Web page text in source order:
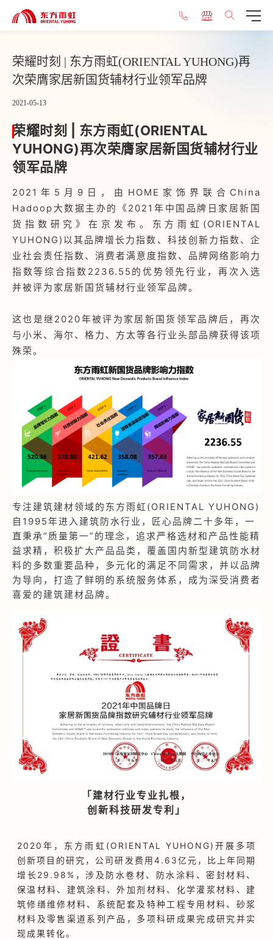
荣耀时刻 | 东方雨虹(ORIENTAL YUHONG)再
次荣膺家居新国货辅材行业领军品牌
2021-05-13
荣耀时刻 | 东方雨虹(ORIENTAL
YUHONG)再次荣膺家居新国货辅材行业
领军品牌
2021年5月9日，由HOME家饰界联合China
Hadoop大数据主办的《2021年中国品牌日家居新国
货指数研究》在京发布。东方雨虹(ORIENTAL
YUHONG)以其品牌增长力指数、科技创新力指数、企
业社会责任指数、消费者满意度指数、品牌网络影响力
指数等综合指数2236.55的优势领先行业，再次入选
并被评为家居新国货辅材行业领军品牌。
这也是继2020年被评为家居新国货领军品牌后，再次
与小米、海尔、格力、方太等各行业头部品牌获得该项
殊荣。
专注建筑建材领域的东方雨虹(ORIENTAL YUHONG)
自1995年进入建筑防水行业，匠心品牌二十多年，一
直秉承“质量第一”的理念，追求严格选材和产品性能精
益求精，积极扩大产品品类，覆盖国内新型建筑防水材
料的多数重要品种，多元化的满足不同需求，并以品牌
为导向，打造了鲜明的系统服务体系，成为深受消费者
喜爱的建筑建材品牌。
「建材行业专业扎根，
创新科技研发专利」
2020年，东方雨虹(ORIENTAL YUHONG)开展多项
创新项目的研究，公司研发费用4.63亿元，比上年同期
增长29.98%，涉及防水卷材、防水涂料、密封材料、
保温材料、建筑涂料、外加剂材料、化学灌浆材料、建
筑修缮维修材料、系统配套及特种工程专用材料、砂浆
材料及零售渠道系列产品，多项科研成果完成研究并实
现成果转化。